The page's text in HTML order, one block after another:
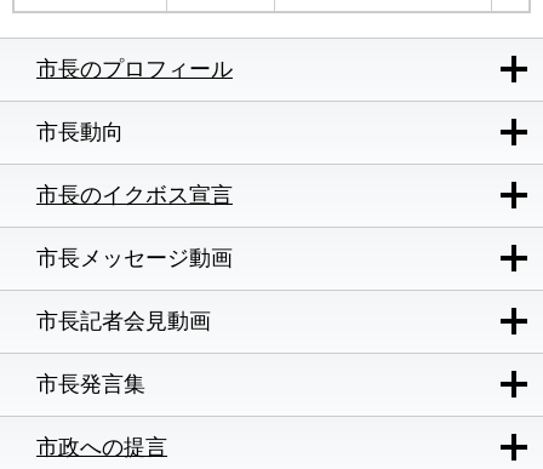
市長のプロフィール
市長動向
市長のイクボス宣言
市長メッセージ動画
市長記者会見動画
市長発言集
市政への提言